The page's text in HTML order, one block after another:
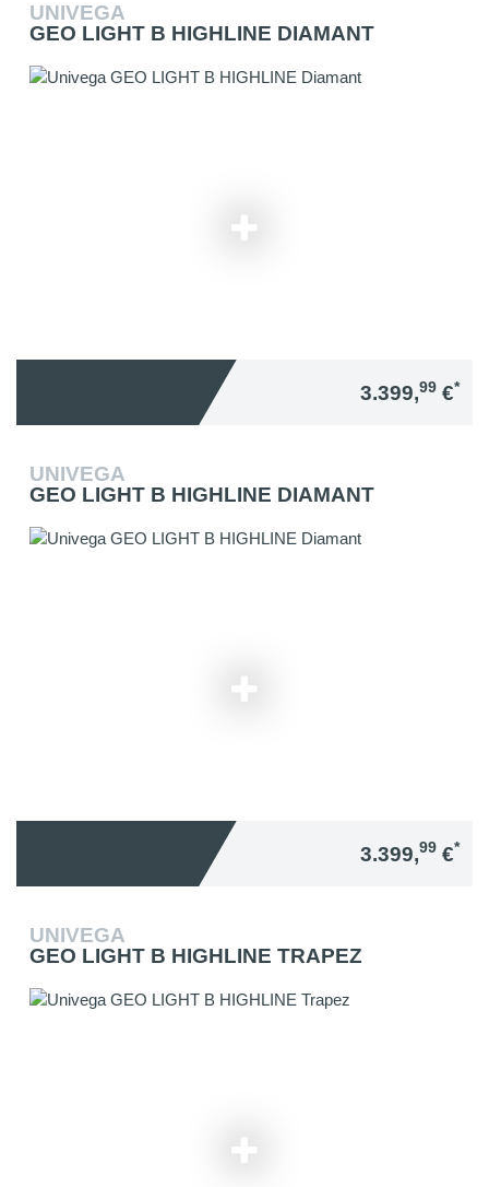
UNIVEGA
GEO LIGHT B HIGHLINE DIAMANT
3.399,99 €*
UNIVEGA
GEO LIGHT B HIGHLINE DIAMANT
3.399,99 €*
UNIVEGA
GEO LIGHT B HIGHLINE TRAPEZ